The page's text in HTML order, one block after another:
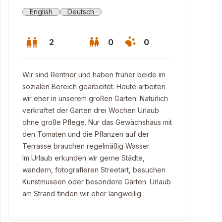
English Deutsch
2 0 0
Wir sind Rentner und haben früher beide im
sozialen Bereich gearbeitet. Heute arbeiten
wir eher in unserem großen Garten. Natürlich
verkraftet der Garten drei Wochen Urlaub
ohne große Pflege. Nur das Gewächshaus mit
den Tomaten und die Pflanzen auf der
Terrasse brauchen regelmäßig Wasser.
Im Urlaub erkunden wir gerne Städte,
wandern, fotografieren Streetart, besuchen
Kunstmuseen oder besondere Gärten. Urlaub
am Strand finden wir eher langweilig.